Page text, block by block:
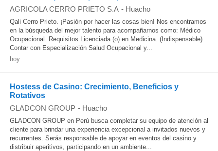
AGRICOLA CERRO PRIETO S.A - Huacho
Qali Cerro Prieto. ¡Pasión por hacer las cosas bien! Nos encontramos
en la búsqueda del mejor talento para acompañarnos como: Médico
Ocupacional. Requisitos Licenciada (o) en Medicina. (Indispensable)
Contar con Especialización Salud Ocupacional y...
hoy
Hostess de Casino: Crecimiento, Beneficios y
Rotativos
GLADCON GROUP - Huacho
GLADCON GROUP en Perú busca completar su equipo de atención al
cliente para brindar una experiencia excepcional a invitados nuevos y
recurrentes. Serás responsable de apoyar en eventos del casino y
distribuir aperitivos, participando en un ambiente...